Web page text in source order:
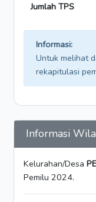
Jumlah TPS
Informasi:
Untuk melihat
rekapitulasi
Informasi
Kelurahan/Desa
Pemilu 2024.